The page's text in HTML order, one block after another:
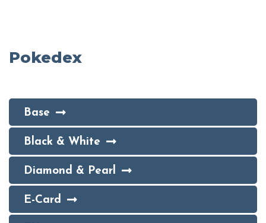
Pokedex
Base
Black & White
Diamond & Pearl
E-Card